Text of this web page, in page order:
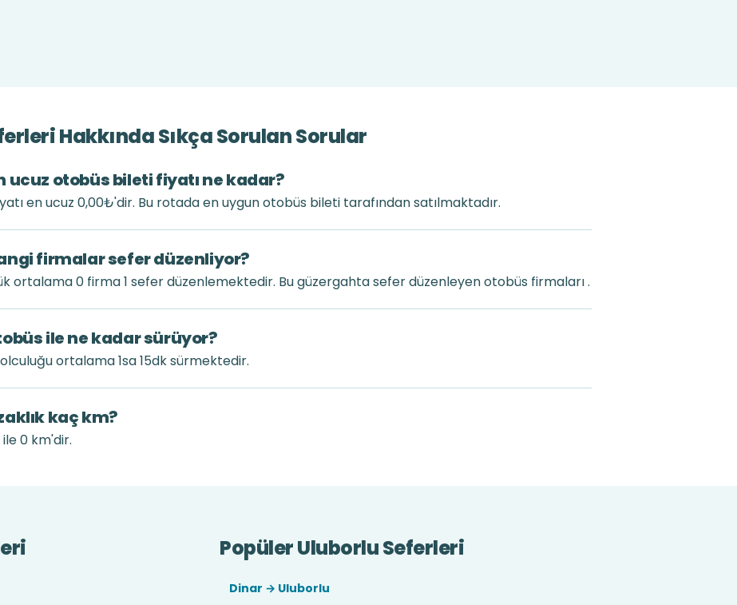
Hakkında Sıkça Sorulan Sorular
ucuz otobüs bileti fiyatı ne kadar?
en ucuz 0,00₺'dir. Bu rotada en uygun otobüs bileti tarafından satılmaktadır.
firmalar sefer düzenliyor?
ortalama 0 firma 1 sefer düzenlemektedir. Bu güzergahta sefer düzenleyen otobüs firmaları .
ile ne kadar sürüyor?
ortalama 1sa 15dk sürmektedir.
kaç km?
0 km'dir.
Popüler Uluborlu Seferleri
Dinar → Uluborlu